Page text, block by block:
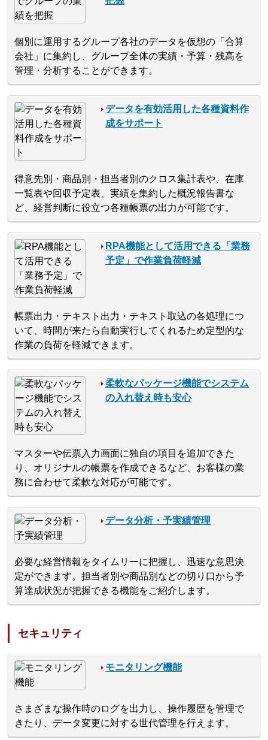
個別に運用するグループ各社のデータを仮想の「合算
会社」に集約し、グループ全体の実績・予算・残高を
管理・分析することができます。
データを有効活用した各種資料作
成をサポート
得意先別・商品別・担当者別のクロス集計表や、在庫
一覧表や回収予定表、実績を集約した概況報告書な
ど、経営判断に役立つ各種帳票の出力が可能です。
RPA機能として活用できる「業務
予定」で作業負荷軽減
帳票出力・テキスト出力・テキスト取込の各処理につ
いて、時間が来たら自動実行してくれるため定型的な
作業の負荷を軽減できます。
柔軟なパッケージ機能でシステム
の入れ替え時も安心
マスターや伝票入力画面に独自の項目を追加できた
り、オリジナルの帳票を作成できるなど、お客様の業
務に合わせて柔軟な対応が可能です。
データ分析・予実績管理
必要な経営情報をタイムリーに把握し、迅速な意思決
定ができます。担当者別や商品別などの切り口から予
算達成状況が把握できる機能をご紹介します。
セキュリティ
モニタリング機能
さまざまな操作時のログを出力し、操作履歴を管理で
きたり、データ変更に対する世代管理を行えます。